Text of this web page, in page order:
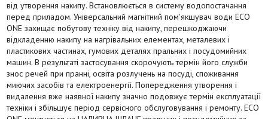
від утворення накипу. Встановлюється в систему водопостачання
перед приладом. Універсальний магнітний пом'якшувач води ECO
ONE захищає побутову техніку від накипу, перешкоджаючи
відкладенню накипу на нагрівальних елементах, металевих і
пластикових частинах, гумових деталях пральних і посудомийних
машин. В результаті застосування скорочують термін його служби
знос речей при пранні, освіта розлучень на посуді, споживання
миючих засобів та електроенергії. Попередження утворення і
видалення вже наявної накипу значно подовжує термін експлуатації
техніки і збільшує період сервісного обслуговування і ремонту. ECO